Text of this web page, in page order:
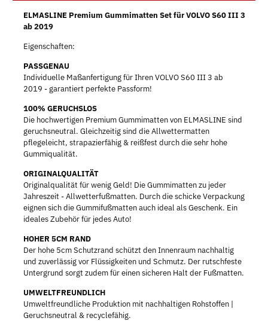
ELMASLINE Premium Gummimatten Set für VOLVO S60 III 3
ab 2019
Eigenschaften:
PASSGENAU
Individuelle Maßanfertigung für Ihren VOLVO S60 III 3 ab
2019 - garantiert perfekte Passform!
100% GERUCHSLOS
Die hochwertigen Premium Gummimatten von ELMASLINE sind
geruchsneutral. Gleichzeitig sind die Allwettermatten
pflegeleicht, strapazierfähig & reißfest durch die sehr hohe
Gummiqualität.
ORIGINALQUALITÄT
Originalqualität für wenig Geld! Die Gummimatten zu jeder
Jahreszeit - Allwetterfußmatten. Durch die schicke Verpackung
eignen sich die Gummifußmatten auch ideal als Geschenk. Ein
ideales Zubehör für jedes Auto!
HOHER 5CM RAND
Der hohe 5cm Schutzrand schützt den Innenraum nachhaltig
und zuverlässig vor Flüssigkeiten und Schmutz. Der rutschfeste
Untergrund sorgt zudem für einen sicheren Halt der Fußmatten.
UMWELTFREUNDLICH
Umweltfreundliche Produktion mit nachhaltigen Rohstoffen |
Geruchsneutral & recyclefähig.